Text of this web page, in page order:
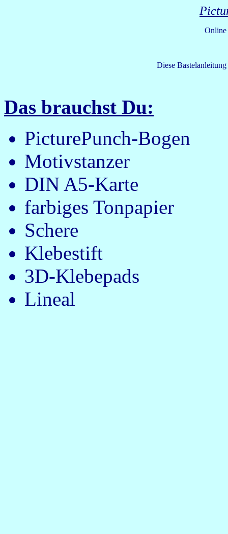
Online
Diese
Das brauchst Du:
PicturePunch-Bogen
Motivstanzer
DIN A5-Karte
farbiges Tonpapier
Schere
Klebestift
3D-Klebepads
Lineal